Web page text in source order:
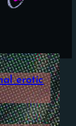
erotic